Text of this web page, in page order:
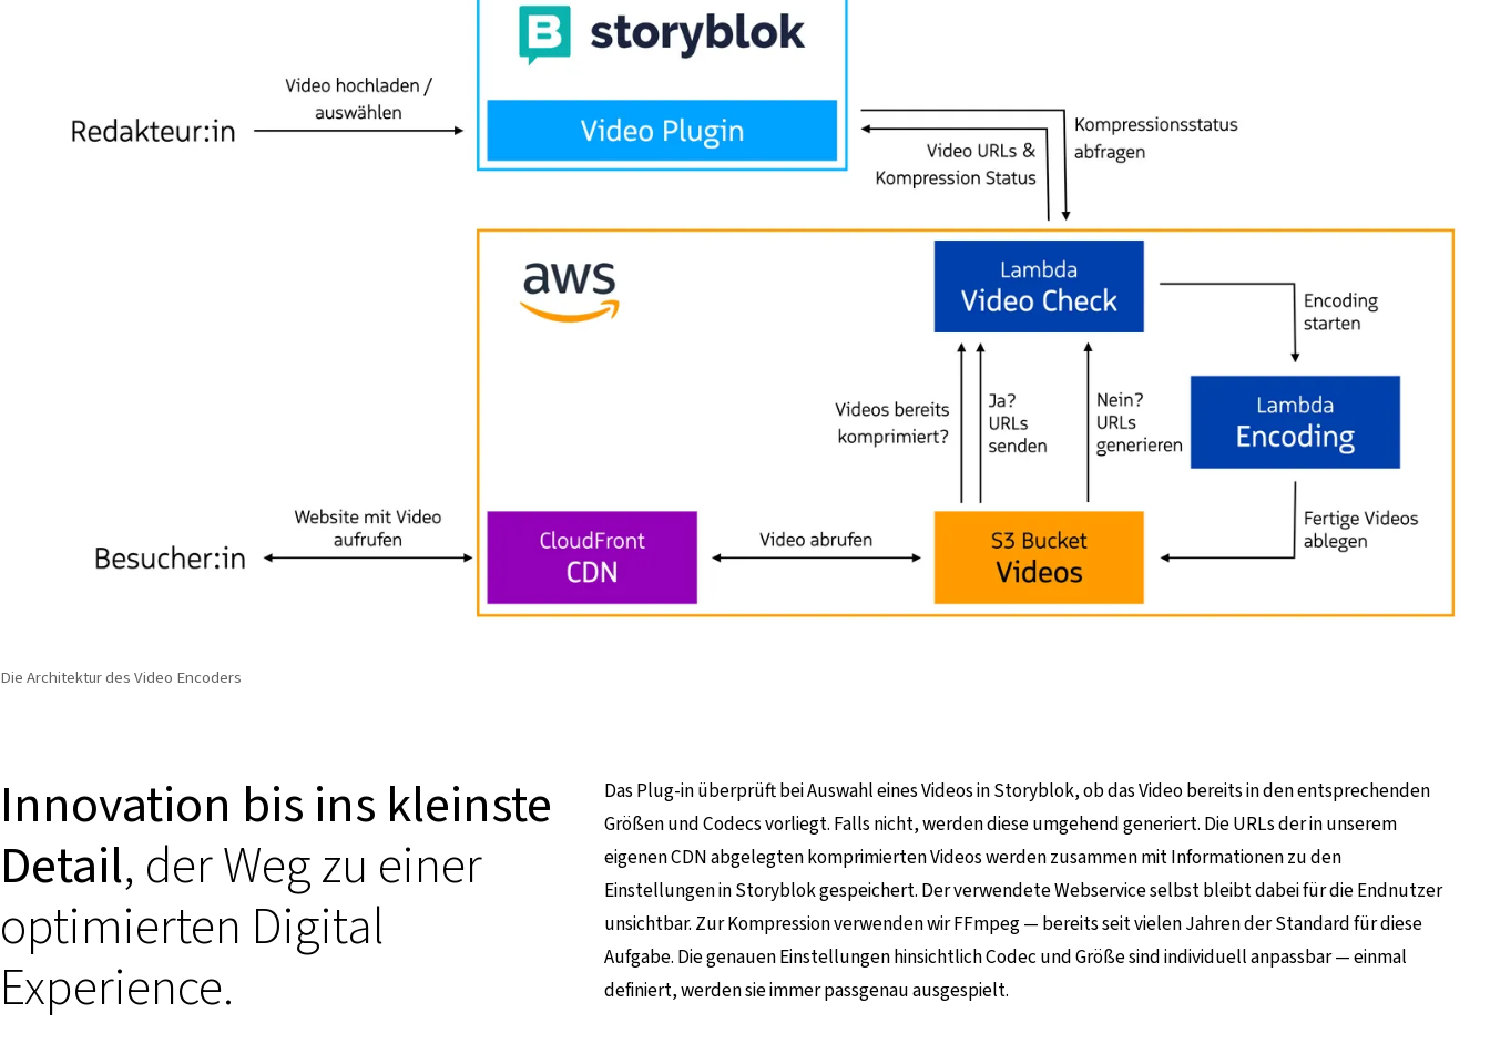
Die Architektur des Video Encoders
Innovation bis ins kleinste
Detail, der Weg zu einer
optimierten Digital
Experience.
Das Plug-in überprüft bei Auswahl eines Videos in Storyblok, ob das Video bereits in den entsprechenden
Größen und Codecs vorliegt. Falls nicht, werden diese umgehend generiert. Die URLs der in unserem
eigenen CDN abgelegten komprimierten Videos werden zusammen mit Informationen zu den
Einstellungen in Storyblok gespeichert. Der verwendete Webservice selbst bleibt dabei für die Endnutzer
unsichtbar. Zur Kompression verwenden wir FFmpeg — bereits seit vielen Jahren der Standard für diese
Aufgabe. Die genauen Einstellungen hinsichtlich Codec und Größe sind individuell anpassbar — einmal
definiert, werden sie immer passgenau ausgespielt.